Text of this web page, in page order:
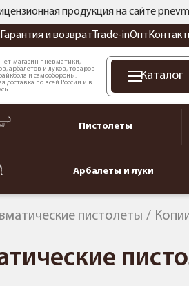
продукция на сайте
Гарантия и возврат Trade-inОпт
магазин пневматики,
арбалетов и луков, товаров
и самообороны.
доставка по всей России и в
Каталог
Пистолеты
Арбалеты и луки
пистолеты